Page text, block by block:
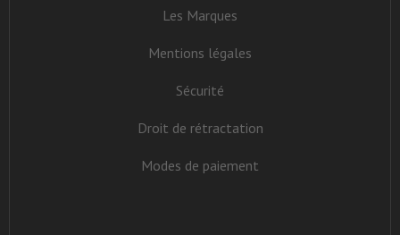
Les Marques
Mentions légales
Sécurité
Droit de rétractation
Modes de paiement